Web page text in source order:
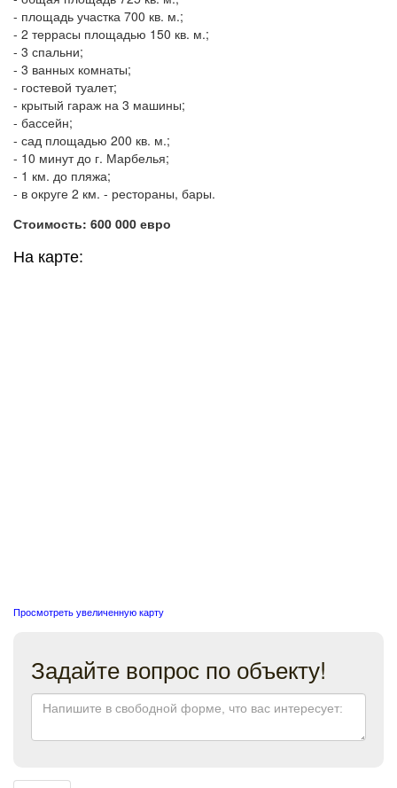
- площадь участка 700 кв. м.;
- 2 террасы площадью 150 кв. м.;
- 3 спальни;
- 3 ванных комнаты;
- гостевой туалет;
- крытый гараж на 3 машины;
- бассейн;
- сад площадью 200 кв. м.;
- 10 минут до г. Марбелья;
- 1 км. до пляжа;
- в округе 2 км. - рестораны, бары.
Стоимость: 600 000 евро
На карте:
Просмотреть увеличенную карту
Задайте вопрос по объекту!